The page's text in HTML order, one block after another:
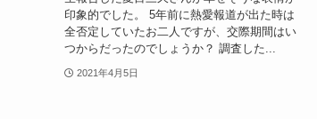
印象的でした。 5年前に熱愛報道が出た時は
全否定していたお二人ですが、交際期間はい
つからだったのでしょうか？ 調査した...
2021年4月5日